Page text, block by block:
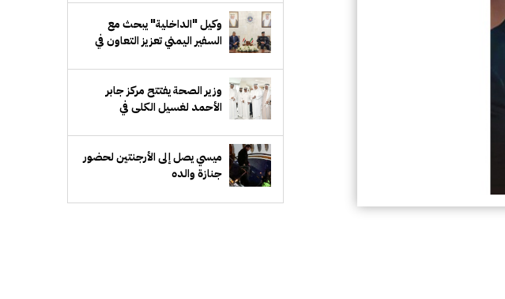
وكيل "الداخلية" يبحث مع
السفير اليمني تعزيز التعاون في
‏وزير الصحة يفتتح مركز جابر
الأحمد لغسيل الكلى في
ميسي يصل إلى الأرجنتين لحضور
جنازة والده